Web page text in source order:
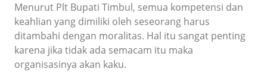
Menurut Plt Bupati Timbul, semua kompetensi dan
keahlian yang dimiliki oleh seseorang harus
ditambahi dengan moralitas. Hal itu sangat penting
karena jika tidak ada semacam itu maka
organisasinya akan kaku.